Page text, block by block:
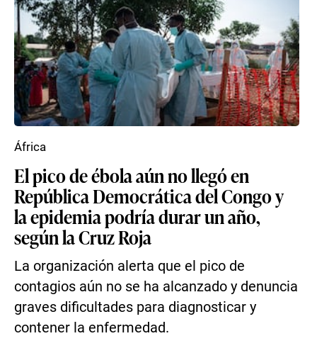
El pico de ébola aún no llegó en
República Democrática del Congo y
la epidemia podría durar un año,
según la Cruz Roja
La organización alerta que el pico de
contagios aún no se ha alcanzado y denuncia
graves dificultades para diagnosticar y
contener la enfermedad.
África